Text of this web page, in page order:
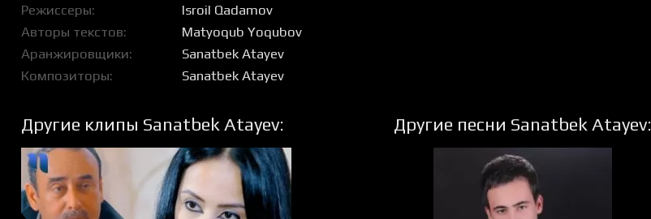
Режиссеры
Isroil Qadamov
Авторы текстов
Matyoqub Yoqubov
Аранжировщики
Sanatbek Atayev
Композиторы
Sanatbek Atayev
Другие клипы Sanatbek Atayev: Другие песни Sanatbek Atayev: